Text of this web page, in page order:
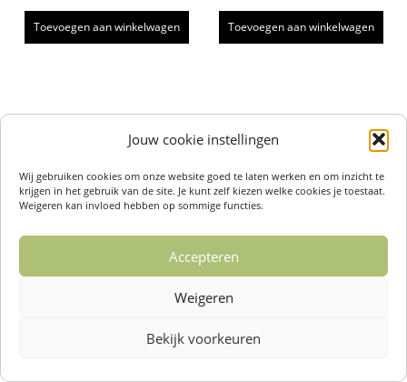
Jouw cookie instellingen
Wij gebruiken cookies om onze website goed te laten werken en om inzicht te
krijgen in het gebruik van de site. Je kunt zelf kiezen welke cookies je toestaat.
Weigeren kan invloed hebben op sommige functies.
Accepteren
Weigeren
Bekijk voorkeuren
Toevoegen aan winkelwagen Toevoegen aan winkelwagen